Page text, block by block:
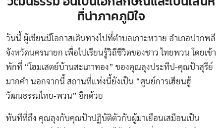
ที่น่าภาคภูมิใจ
วันนี้ ผู้เขียนมีโอกาสเดินทางไปที่ตำบลเกาะหวาย อำเภอปากพลี
จังหวัดนครนายก เพื่อไปเรียนรู้วิถีชีวิตของชาว ไทยพวน โดยเข้า
พักที่ “โฮมเสตย์บ้านสะเภาทอง” ของคุณลุงประทีป-คุณป้าสุรีย์
มากคำ นอกจากนี้ สถานที่แห่งนี้ยังเป็น “ศูนย์การเฮียนฮู้
วัฒนธรรมไทย-พวน” อีกด้วย
ทันทีที่ถึง คุณลุงกับคุณป้าปฏิบัติตัวกับผู้มาเยือนเสมือนเป็น